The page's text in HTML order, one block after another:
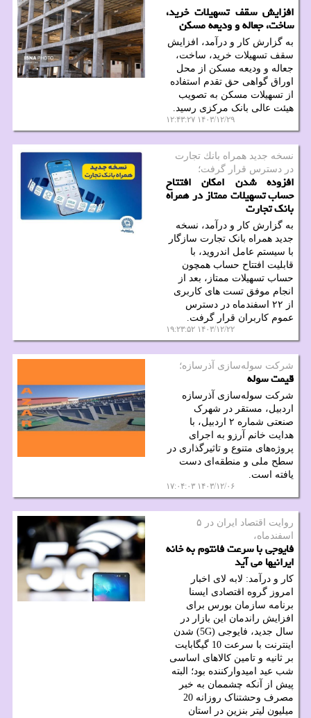
افزایش سقف تسهیلات خرید،
ساخت، جعاله و ودیعه مسکن
به گزارش کار و درآمد، افزایش
سقف تسهیلات خرید، ساخت،
جعاله و ودیعه مسکن از محل
اوراق گواهی حق تقدم استفاده
از تسهیلات مسکن به تصویب
هیئت عالی بانک مرکزی رسید.
۱۴۰۳/۱۲/۲۹ ۱۲:۴۳:۲۷
نسخه جدید همراه بانك تجارت
در دسترس قرار گرفت؛
افزوده شدن امکان افتتاح
حساب تسهیلات ممتاز در همراه
بانک تجارت
به گزارش کار و درآمد، نسخه
جدید همراه بانک تجارت سازگار
با سیستم عامل اندروید، با
قابلیت افتتاح حساب همچون
حساب تسهیلات ممتاز، بعد از
انجام موفق تست های کاربری
از ۲۲ اسفندماه در دسترس
عموم کاربران قرار گرفت.
۱۴۰۳/۱۲/۲۲ ۱۹:۲۳:۵۲
شرکت سوله‌سازی آذرسازه؛
قیمت سوله
شرکت سوله‌سازی آذرسازه
اردبیل، مستقر در شهرک
صنعتی شماره ۲ اردبیل، با
هدایت خانم آرزو به اجرای
پروژه‌های متنوع و تاثیرگذاری در
سطح ملی و منطقه‌ای دست
یافته است.
۱۴۰۳/۱۲/۰۶ ۱۷:۰۴:۰۳
روایت اقتصاد ایران در ۵
اسفندماه،
فایوجی با سرعت فانتوم به خانه
ایرانیها می آید
کار و درآمد: لابه لای اخبار
امروز گروه اقتصادی ایسنا
برنامه سازمان بورس برای
افزایش راندمان این بازار در
سال جدید، فایوجی (5G) شدن
اینترنت با سرعت 10 گیگابایت
بر ثانیه و تامین کالاهای اساسی
شب عید امیدوارکننده بود؛ البته
پیش از آنکه چشممان به خبر
مصرف وحشتناک روزانه 20
میلیون لیتر بنزین در استان